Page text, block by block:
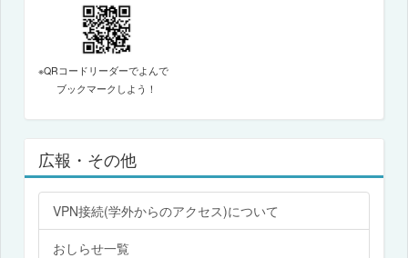
※QRコードリーダーでよんで
ブックマークしよう！
広報・その他
VPN接続(学外からのアクセス)について
おしらせ一覧